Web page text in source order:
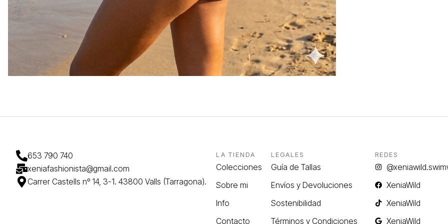
653 790 740
xeniafashionista@gmail.com
Carrer Castells nº 14, 3-1. 43800 Valls (Tarragona).
LA TIENDA
Colecciones
Sobre mi
Info
Contacto
LEGALES
Guía de Tallas
Envíos y Devoluciones
Sostenibilidad
Términos y Condiciones
REDES
XeniaWild
XeniaWild
XeniaWild